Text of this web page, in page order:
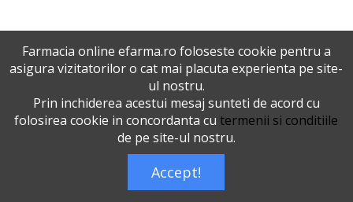
Farmacia online efarma.ro foloseste cookie pentru a
asigura vizitatorilor o cat mai placuta experienta pe site-
ul nostru.
Prin inchiderea acestui mesaj sunteti de acord cu
folosirea cookie in concordanta cu termenii si conditiile
de pe site-ul nostru.
Accept!